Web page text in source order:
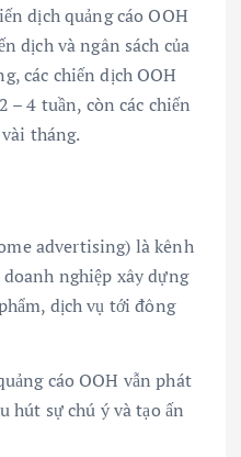
dịch quảng cáo OOH
dịch và ngân sách của
các chiến dịch OOH
– 4 tuần, còn các chiến
tháng.
advertising) là kênh
nghiệp xây dựng
dịch vụ tới đông
cáo OOH vẫn phát
hút sự chú ý và tạo ấn